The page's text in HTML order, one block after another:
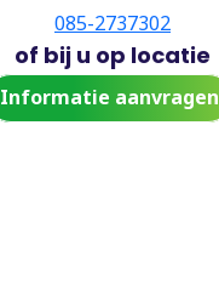
085-2737302
of bij u op locatie
Informatie aanvragen